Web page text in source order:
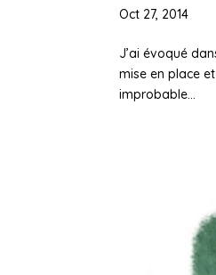
Oct 27, 2014
J’ai évoqué
mise en place
improbable...